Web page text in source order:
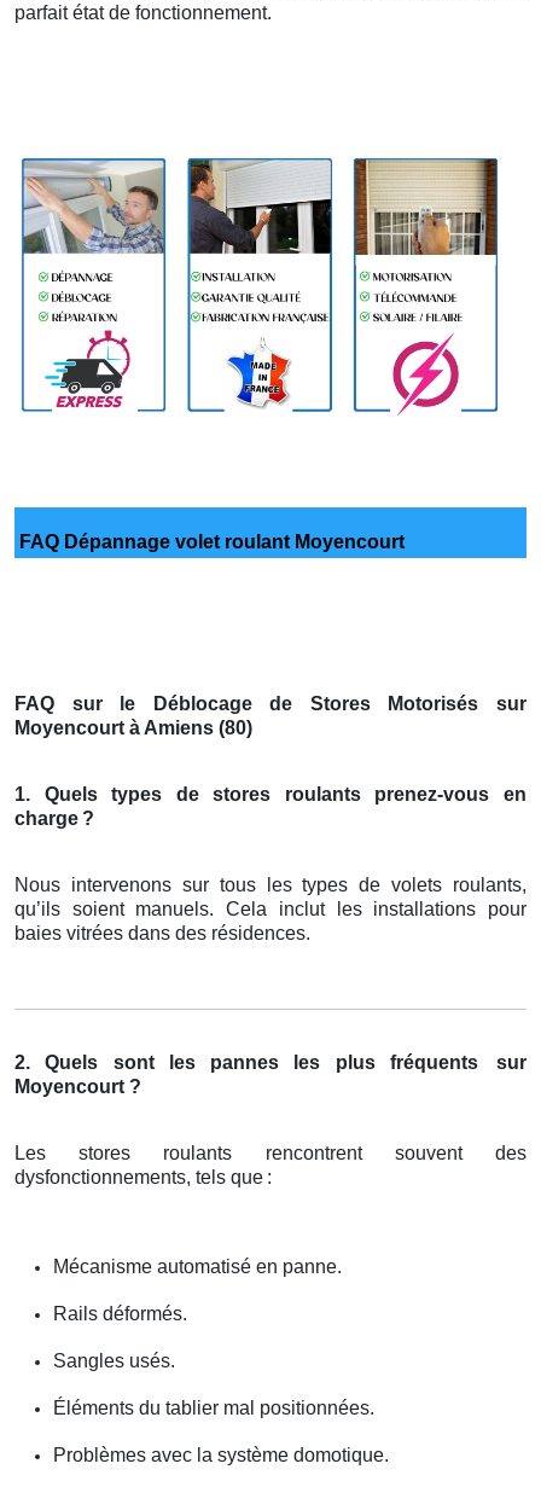
parfait état de fonctionnement.
FAQ Dépannage volet roulant Moyencourt
FAQ sur le Déblocage de Stores Motorisés sur
Moyencourt à Amiens (80)
1. Quels types de stores roulants prenez-vous en
charge ?
Nous intervenons sur tous les types de volets roulants,
qu’ils soient manuels. Cela inclut les installations pour
baies vitrées dans des résidences.
2. Quels sont les pannes les plus fréquents
sur
Moyencourt ?
Les stores roulants rencontrent souvent des
dysfonctionnements, tels que :
Mécanisme automatisé en panne.
Rails déformés.
Sangles usés.
Éléments du tablier mal positionnées.
Problèmes avec la système domotique.